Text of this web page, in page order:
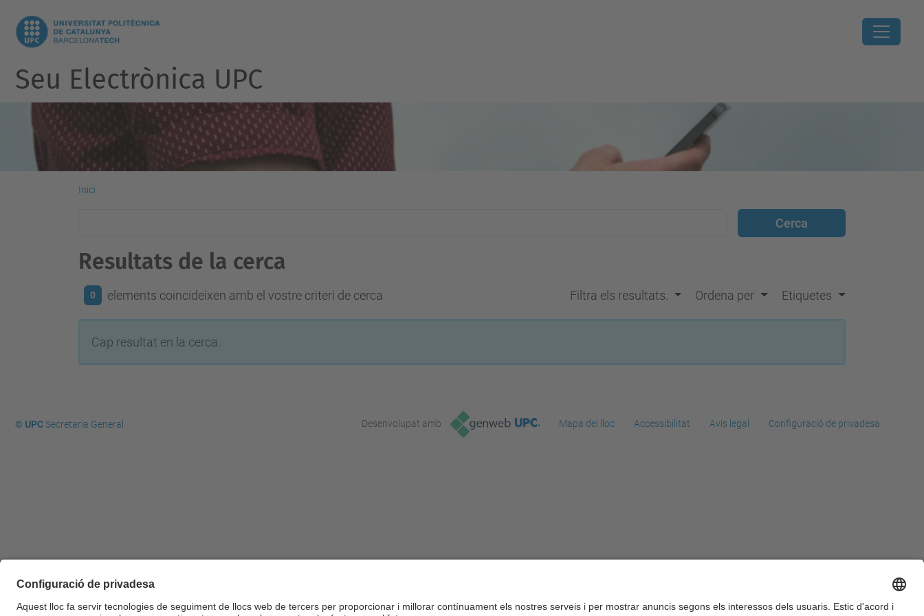
Seu Electrònica UPC
Inici
Resultats de la cerca
0 elements coincideixen amb el vostre criteri de cerca Filtra els resultats. Ordena per Etiquetes
Cap resultat en la cerca.
© UPCSecretaria General Desenvolupat amb Mapa del lloc Accessibilitat Avís legal Configuració de privadesa